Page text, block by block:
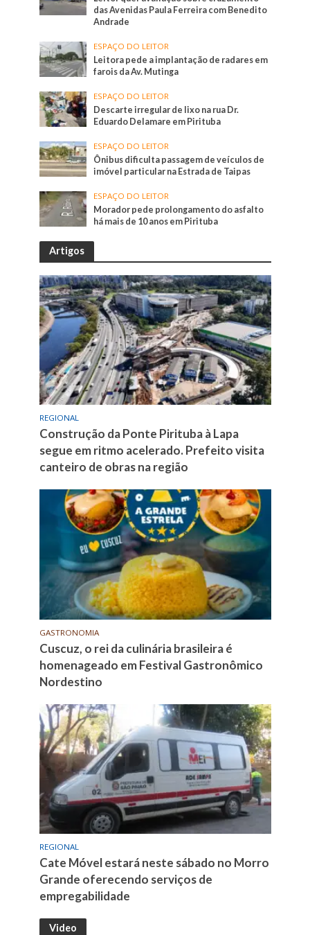
das Avenidas Paula Ferreira com Benedito
Andrade
ESPAÇO DO LEITOR
Leitora pede a implantação de radares em
farois da Av. Mutinga
ESPAÇO DO LEITOR
Descarte irregular de lixo na rua Dr.
Eduardo Delamare em Pirituba
ESPAÇO DO LEITOR
Ônibus dificulta passagem de veículos de
imóvel particular na Estrada de Taipas
ESPAÇO DO LEITOR
Morador pede prolongamento do asfalto
há mais de 10 anos em Pirituba
Artigos
REGIONAL
Construção da Ponte Pirituba à Lapa
segue em ritmo acelerado. Prefeito visita
canteiro de obras na região
GASTRONOMIA
Cuscuz, o rei da culinária brasileira é
homenageado em Festival Gastronômico
Nordestino
REGIONAL
Cate Móvel estará neste sábado no Morro
Grande oferecendo serviços de
empregabilidade
Video